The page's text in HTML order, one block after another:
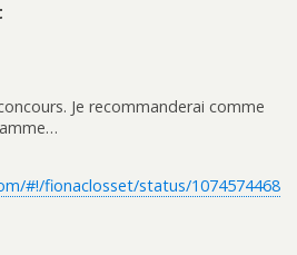
Je recommanderai comme
#!/fionaclosset/status/1074574468